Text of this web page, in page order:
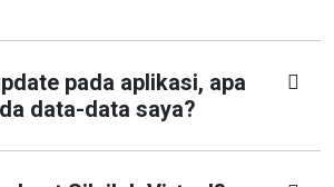
pada aplikasi, apa
data-data saya?